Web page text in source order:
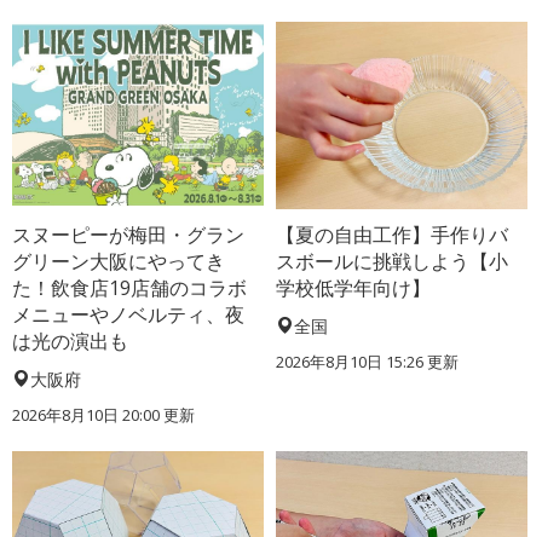
スヌーピーが梅田・グラン
グリーン大阪にやってき
た！飲食店19店舗のコラボ
メニューやノベルティ、夜
は光の演出も
大阪府
2026年8月10日 20:00更新
【夏の自由工作】手作りバ
スボールに挑戦しよう【小
学校低学年向け】
全国
2026年8月10日 15:26更新